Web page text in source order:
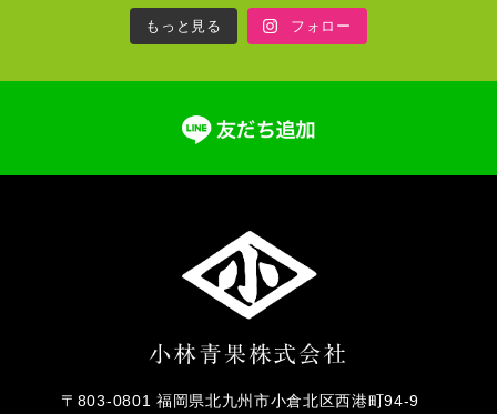
もっと見る フォロー
〒803-0801 福岡県北九州市小倉北区西港町94-9